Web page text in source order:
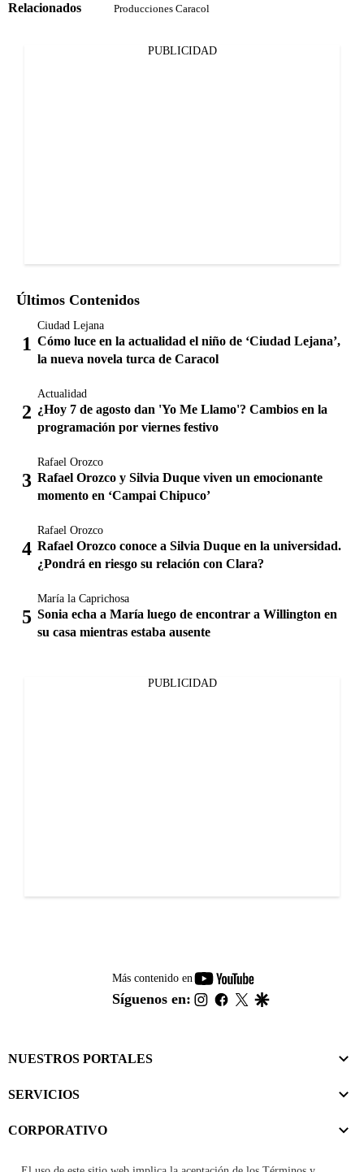
Relacionados Producciones Caracol
PUBLICIDAD
Últimos Contenidos
Ciudad Lejana
Cómo luce en la actualidad el niño de ‘Ciudad Lejana’,
la nueva novela turca de Caracol
Actualidad
¿Hoy 7 de agosto dan 'Yo Me Llamo'? Cambios en la
programación por viernes festivo
Rafael Orozco
Rafael Orozco y Silvia Duque viven un emocionante
momento en ‘Campai Chipuco’
Rafael Orozco
Rafael Orozco conoce a Silvia Duque en la universidad.
¿Pondrá en riesgo su relación con Clara?
María la Caprichosa
Sonia echa a María luego de encontrar a Willington en
su casa mientras estaba ausente
PUBLICIDAD
Más contenido en
youtube-
footer
Síguenos en: instagram
facebook
twitter
NUESTROS PORTALES
SERVICIOS
CORPORATIVO